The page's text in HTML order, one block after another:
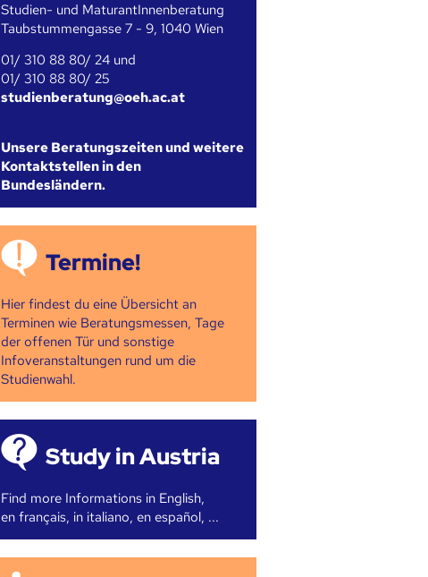
Studien- und MaturantInnenberatung
Taubstummengasse 7 - 9, 1040 Wien
01/ 310 88 80/ 24 und
01/ 310 88 80/ 25
studienberatung@oeh.ac.at
Unsere Beratungszeiten und weitere
Kontaktstellen in den
Bundesländern.
Termine!
Hier findest du eine Übersicht an
Terminen wie Beratungsmessen, Tage
der offenen Tür und sonstige
Infoveranstaltungen rund um die
Studienwahl.
Study in Austria
Find more Informations in English,
en français, in italiano, en español, ...